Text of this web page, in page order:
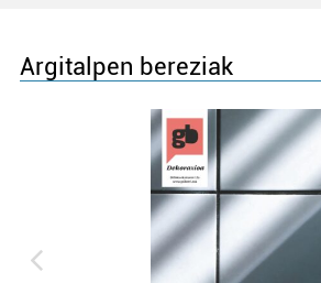
Argitalpen bereziak